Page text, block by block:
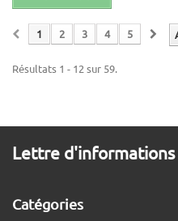
1 2 3 4 5
Résultats 1 - 12 sur 59.
Lettre d'informations
Catégories